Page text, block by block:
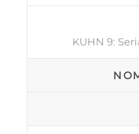
KUHN 9: